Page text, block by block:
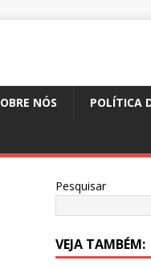
NÓS POLÍTICA
Pesquisar
VEJA TAMBÉM: